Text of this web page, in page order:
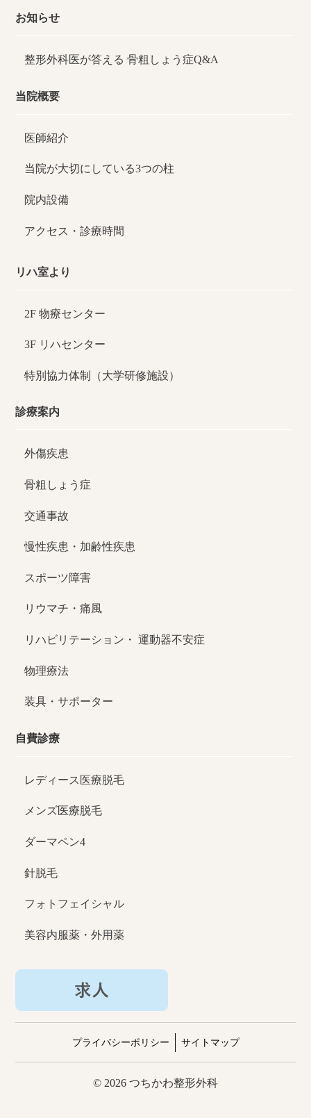
お知らせ
整形外科医が答える 骨粗しょう症Q&A
当院概要
医師紹介
当院が大切にしている3つの柱
院内設備
アクセス・診療時間
リハ室より
2F 物療センター
3F リハセンター
特別協力体制（大学研修施設）
診療案内
外傷疾患
骨粗しょう症
交通事故
慢性疾患・加齢性疾患
スポーツ障害
リウマチ・痛風
リハビリテーション・ 運動器不安症
物理療法
装具・サポーター
自費診療
レディース医療脱毛
メンズ医療脱毛
ダーマペン4
針脱毛
フォトフェイシャル
美容内服薬・外用薬
プライバシーポリシー サイトマップ
© 2026 つちかわ整形外科